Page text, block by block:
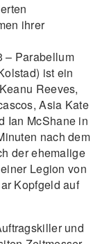
ihrer
– Parabellum
ist ein
Reeves,
Asia Kate
Ian McShane in
nach dem
der ehemalige
Legion von
Kopfgeld auf
und